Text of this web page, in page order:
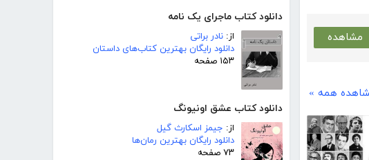
دانلود کتاب ماجرای یک نامه
از: نادر براتی
دانلود رایگان بهترین کتاب‌های داستان
۱۵۳ صفحه
دانلود کتاب عشق اونیونگ
از: جیمز اسکارث گیل
دانلود رایگان بهترین رمان‌ها
۷۳ صفحه
مشاهده
همه »